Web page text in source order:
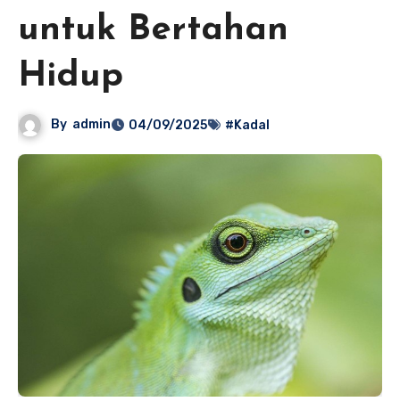
untuk Bertahan
Hidup
By admin 04/09/2025 #Kadal